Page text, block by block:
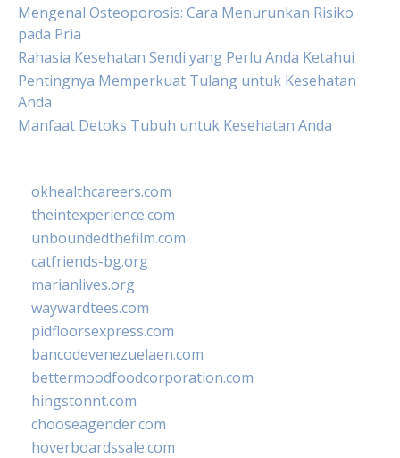
Mengenal Osteoporosis: Cara Menurunkan Risiko
pada Pria
Rahasia Kesehatan Sendi yang Perlu Anda Ketahui
Pentingnya Memperkuat Tulang untuk Kesehatan
Anda
Manfaat Detoks Tubuh untuk Kesehatan Anda
okhealthcareers.com
theintexperience.com
unboundedthefilm.com
catfriends-bg.org
marianlives.org
waywardtees.com
pidfloorsexpress.com
bancodevenezuelaen.com
bettermoodfoodcorporation.com
hingstonnt.com
chooseagender.com
hoverboardssale.com